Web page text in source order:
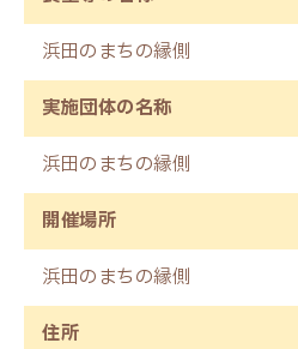
浜田のまちの縁側
実施団体の名称
浜田のまちの縁側
開催場所
浜田のまちの縁側
住所